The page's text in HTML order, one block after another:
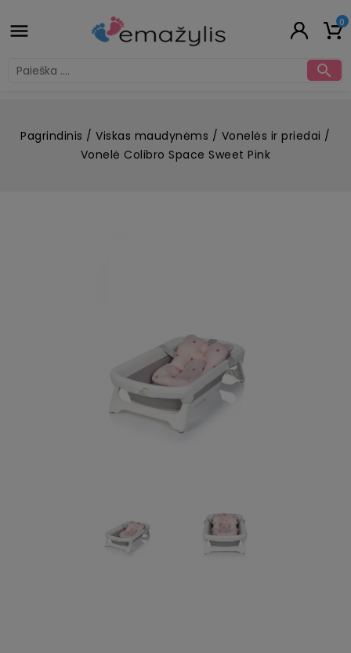
 0

Pagrindinis Viskas maudynėms
Vonelės ir priedai
Vonelė Colibro Space Sweet Pink